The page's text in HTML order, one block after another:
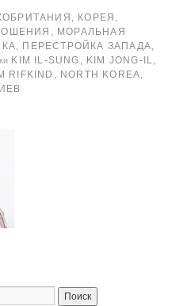
, КОРЕЯ ,
, МОРАЛЬНАЯ
, ПЕРЕСТРОЙКА ЗАПАДА,
KIM IL-SUNG , KIM JONG-IL,
RIFKIND , NORTH KOREA,